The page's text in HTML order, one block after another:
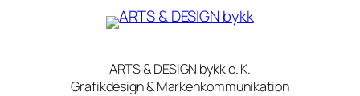
ARTS & DESIGN bykk e. K.
Grafikdesign & Markenkommunikation